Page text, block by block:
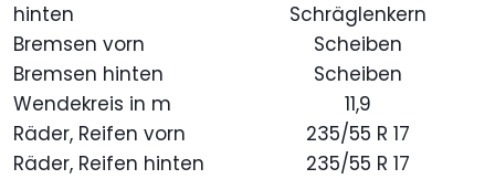
hinten
Schräglenkern
Bremsen vorn
Scheiben
Bremsen hinten
Scheiben
Wendekreis in m
11,9
Räder, Reifen vorn
235/55 R 17
Räder, Reifen hinten
235/55 R 17